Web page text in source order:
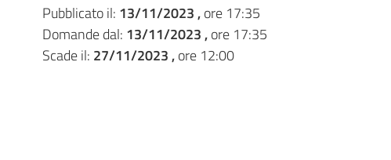
Pubblicato il: 13/11/2023 ,ore 17:35
Domande dal: 13/11/2023 ,ore 17:35
Scade il: 27/11/2023 ,ore 12:00